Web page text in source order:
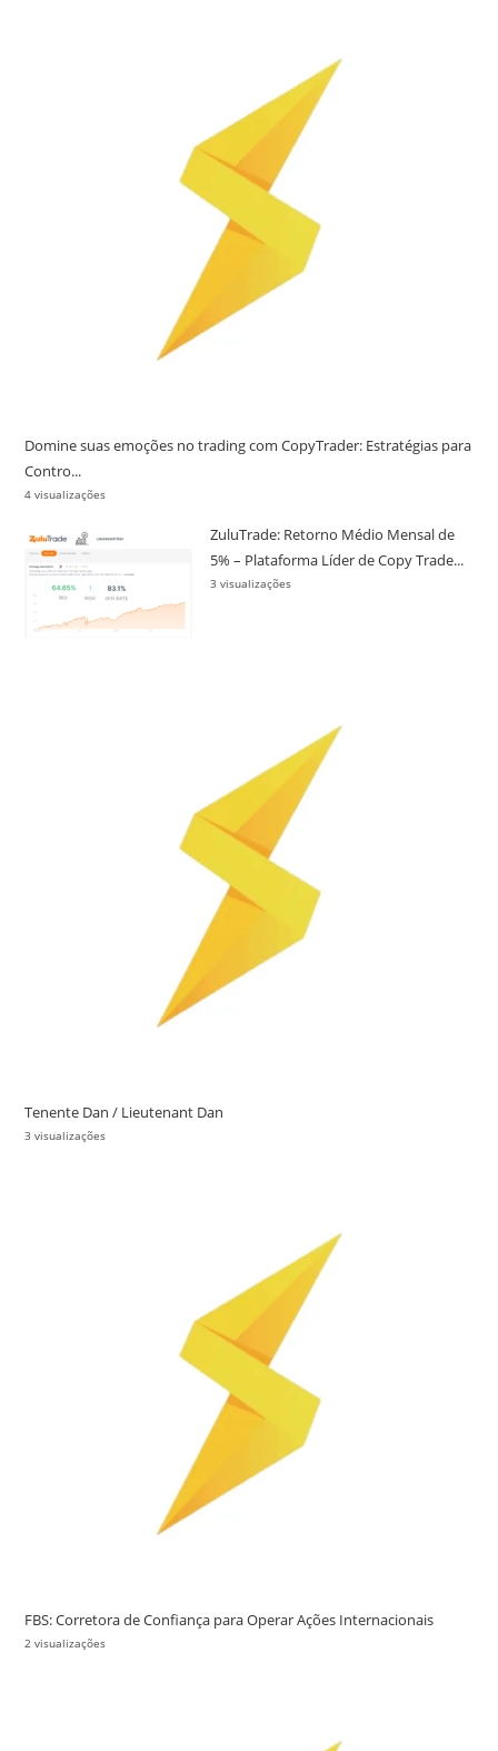
Domine suas emoções no trading com CopyTrader: Estratégias para
Contro...
4 visualizações
ZuluTrade: Retorno Médio Mensal de
5% – Plataforma Líder de Copy Trade...
3 visualizações
Tenente Dan / Lieutenant Dan
3 visualizações
FBS: Corretora de Confiança para Operar Ações Internacionais
2 visualizações